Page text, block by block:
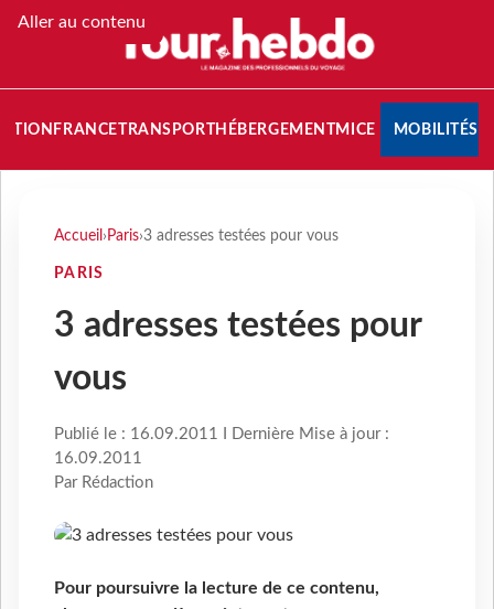
Aller au contenu
FRANCETRANSPORT HÉBERGEMENTMICE MOBILITÉS
Accueil › Paris›3 adresses testées pour vous
PARIS
3 adresses testées pour
vous
Publié le : 16.09.2011 I Dernière Mise à jour :
16.09.2011
Par Rédaction
Pour poursuivre la lecture de ce contenu,